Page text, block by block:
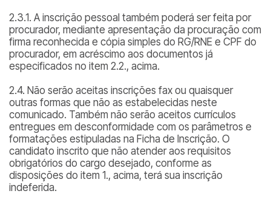
2.3.1. A inscrição pessoal também poderá ser feita por
procurador, mediante apresentação da procuração com
firma reconhecida e cópia simples do RG/RNE e CPF do
procurador, em acréscimo aos documentos já
especificados no item 2.2., acima.
2.4. Não serão aceitas inscrições fax ou quaisquer
outras formas que não as estabelecidas neste
comunicado. Também não serão aceitos currículos
entregues em desconformidade com os parâmetros e
formatações estipuladas na Ficha de Inscrição. O
candidato inscrito que não atender aos requisitos
obrigatórios do cargo desejado, conforme as
disposições do item 1., acima, terá sua inscrição
indeferida.